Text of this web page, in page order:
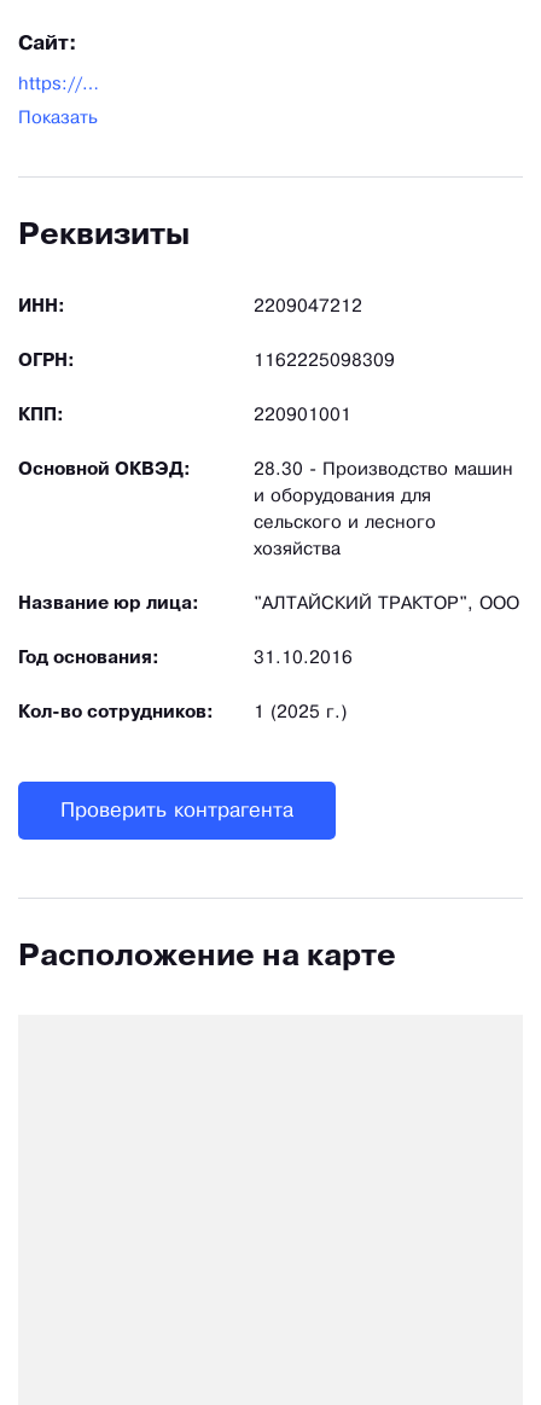
Сайт:
https://alttrac.ru/
Показать
Реквизиты
ИНН: 2209047212
ОГРН: 1162225098309
КПП: 220901001
Основной ОКВЭД:
28.30 - Производство машин
и оборудования для
сельского и лесного
хозяйства
Название юр лица: "АЛТАЙСКИЙ ТРАКТОР", ООО
Год основания: 31.10.2016
Кол-во сотрудников: 1 (2025 г.)
Проверить контрагента
Расположение на карте